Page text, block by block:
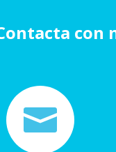
con
